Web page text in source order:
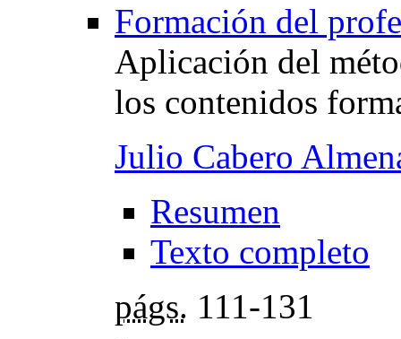
Formación del
Aplicación del
los contenidos
Julio Cabero
Resumen
Texto completo
págs. 111-131